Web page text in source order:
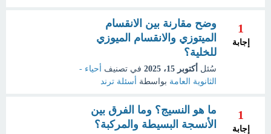
1
إجابة
وضح مقارنة بين الانقسام
الميتوزي والانقسام الميوزي
للخلية؟
سُئل أكتوبر 15، 2025 في تصنيف أحياء -
الثانوية العامة بواسطة أسئلة ترند
1
إجابة
ما هو النسيج؟ وما الفرق بين
الأنسجة البسيطة والمركبة؟